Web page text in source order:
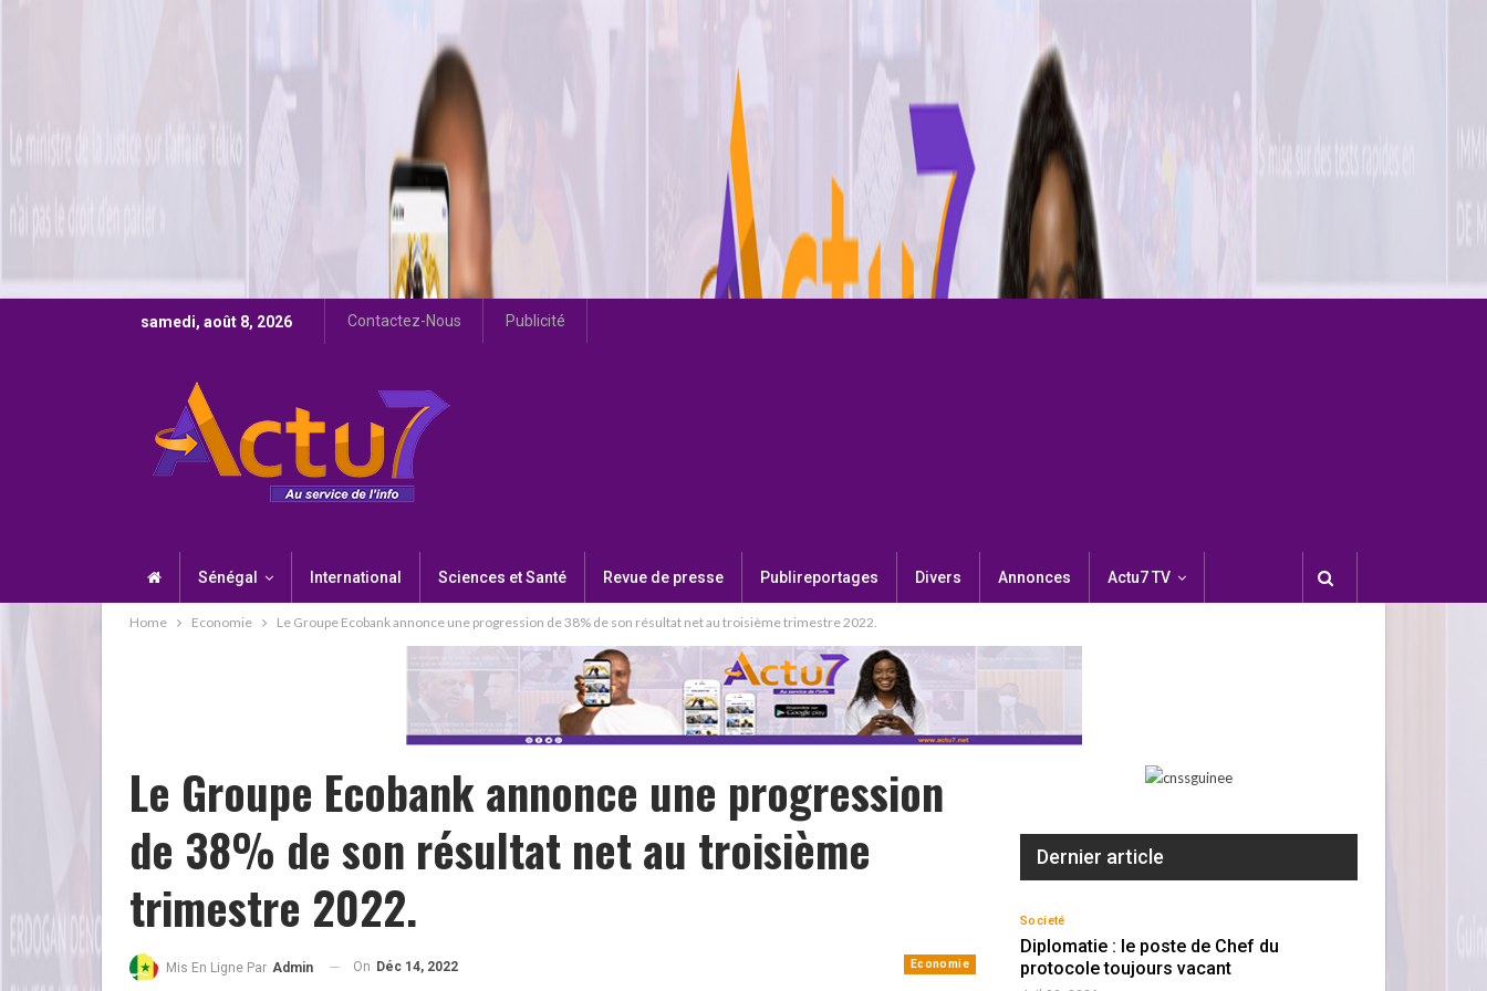
samedi, août 8, 2026 Contactez-Nous Publicité
Sénégal International Sciences et Santé Revue de presse Publireportages Divers Annonces Actu7 TV
Home Economie Le Groupe Ecobank annonce une progression de 38% de son résultat net au troisième trimestre 2022.
Le Groupe Ecobank annonce une progression
de 38% de son résultat net au troisième
trimestre 2022.
Economie
Mis En Ligne Par Admin On Déc 14, 2022
Dernier article
Societé
Diplomatie : le poste de Chef du
protocole toujours vacant